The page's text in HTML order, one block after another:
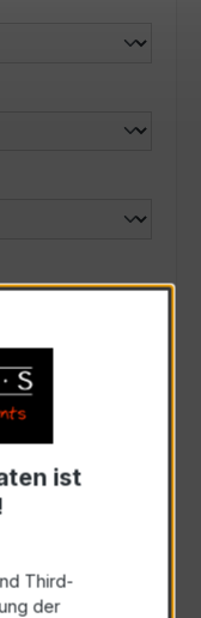
ist
Third-
der